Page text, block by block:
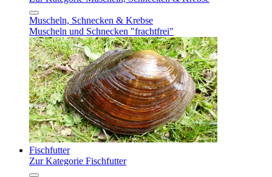
Muscheln, Schnecken & Krebse
Muscheln und Schnecken "frachtfrei"
Fischfutter
Zur Kategorie Fischfutter